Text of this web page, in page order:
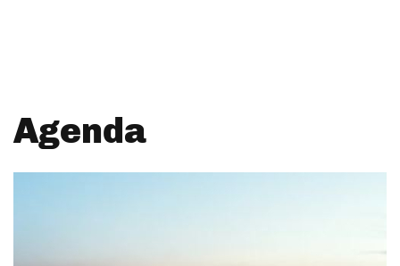
Agenda